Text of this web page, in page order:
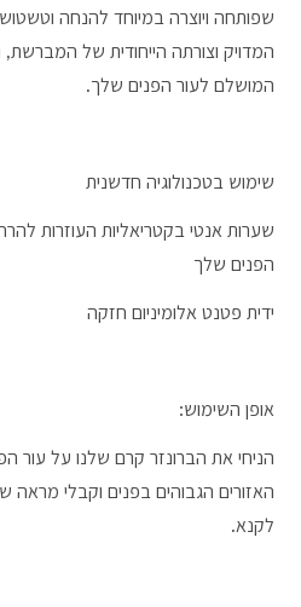
שפותחה ויוצרה במיוחד להנחה
המדויק וצורתה הייחודית של
המושלם לעור הפנים שלך.
שימוש בטכנולוגיה חדשנית
שערות אנטי בקטריאליות העוזרות
הפנים שלך
ידית פטנט אלומיניום חזקה
אופן השימוש:
האזורים הגבוהים בפנים וקבלי מראה
לקנא.